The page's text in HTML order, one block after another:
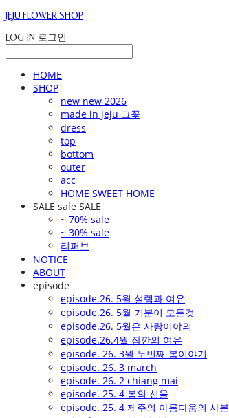
JEJU FLOWER SHOP
LOG IN 로그인
HOME
SHOP
new new 2026
made in jeju 그꽃
dress
top
bottom
outer
acc
HOME SWEET HOME
SALE sale SALE
~ 70% sale
~ 30% sale
리퍼브
NOTICE
ABOUT
episode
episode.26. 5월 설렘과 여유
episode.26. 5월 기분이 모든것
episode.26. 5월은 사랑이야의
episode.26.4월 잠깐의 여유
episode. 26. 3월 두번째 봄이야기
episode. 26. 3 march
episode. 26. 2 chiang mai
episode. 25. 4 봄의 선율
episode. 25. 4 제주의 아름다움의 사본